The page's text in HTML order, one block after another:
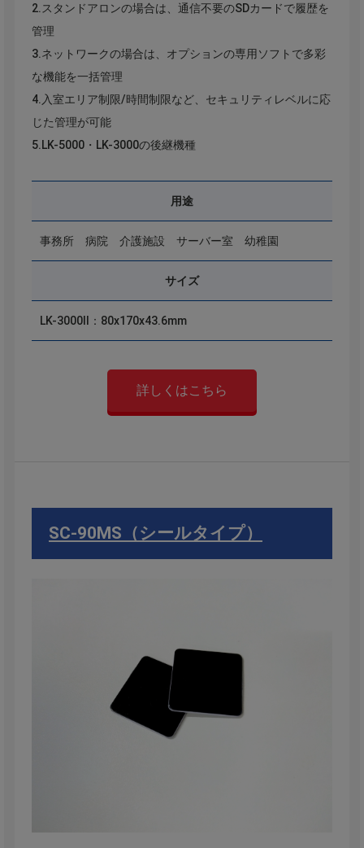
2.スタンドアロンの場合は、通信不要のSDカードで履歴を
管理
3.ネットワークの場合は、オプションの専用ソフトで多彩
な機能を一括管理
4.入室エリア制限/時間制限など、セキュリティレベルに応
じた管理が可能
5.LK-5000・LK-3000の後継機種
用途
事務所 病院 介護施設 サーバー室 幼稚園
サイズ
LK-3000Ⅱ：80x170x43.6mm
詳しくはこちら
SC-90MS（シールタイプ）